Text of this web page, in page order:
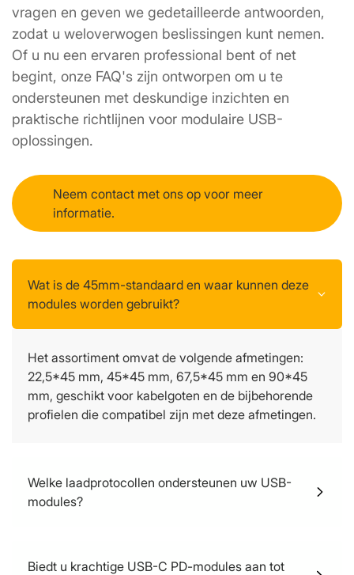
vragen en geven we gedetailleerde antwoorden,
zodat u weloverwogen beslissingen kunt nemen.
Of u nu een ervaren professional bent of net
begint, onze FAQ's zijn ontworpen om u te
ondersteunen met deskundige inzichten en
praktische richtlijnen voor modulaire USB-
oplossingen.
Neem contact met ons op voor meer
informatie.
Wat is de 45mm-standaard en waar kunnen deze
modules worden gebruikt?
Het assortiment omvat de volgende afmetingen:
22,5*45 mm, 45*45 mm, 67,5*45 mm en 90*45
mm, geschikt voor kabelgoten en de bijbehorende
profielen die compatibel zijn met deze afmetingen.
Welke laadprotocollen ondersteunen uw USB-
modules?
Biedt u krachtige USB-C PD-modules aan tot